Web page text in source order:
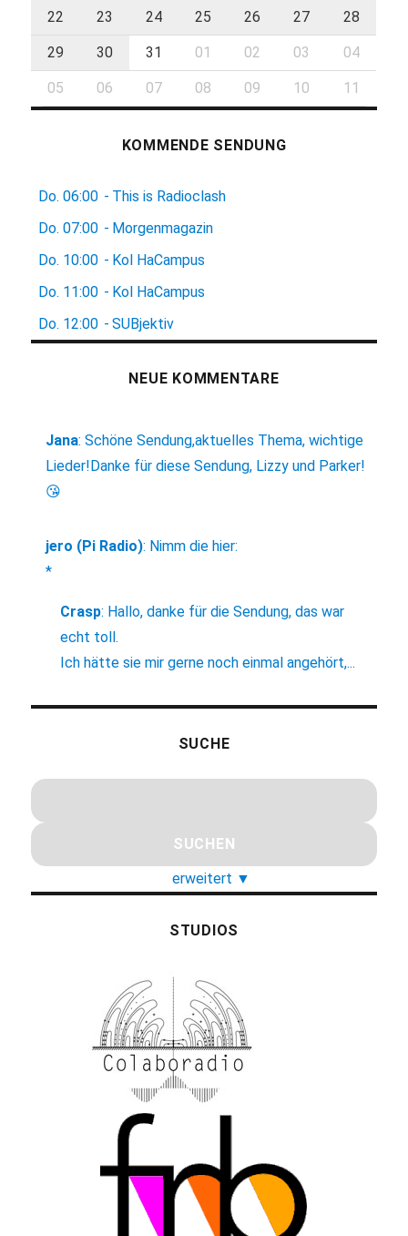
22 23 24 25 26 27 28
29 30 31 01 02 03 04
05 06 07 08 09 10 11
KOMMENDE SENDUNG
Do. 06:00 - This is Radioclash
Do. 07:00 - Morgenmagazin
Do. 10:00 - Kol HaCampus
Do. 11:00 - Kol HaCampus
Do. 12:00 - SUBjektiv
NEUE KOMMENTARE
Jana:Schöne Sendung,aktuelles Thema, wichtige
Lieder!Danke für diese Sendung, Lizzy und Parker!
😘
jero (Pi Radio): Nimm die hier:
*
Crasp: Hallo, danke für die Sendung, das war
echt toll.
Ich hätte sie mir gerne noch einmal angehört,...
SUCHE
erweitert ▼
STUDIOS